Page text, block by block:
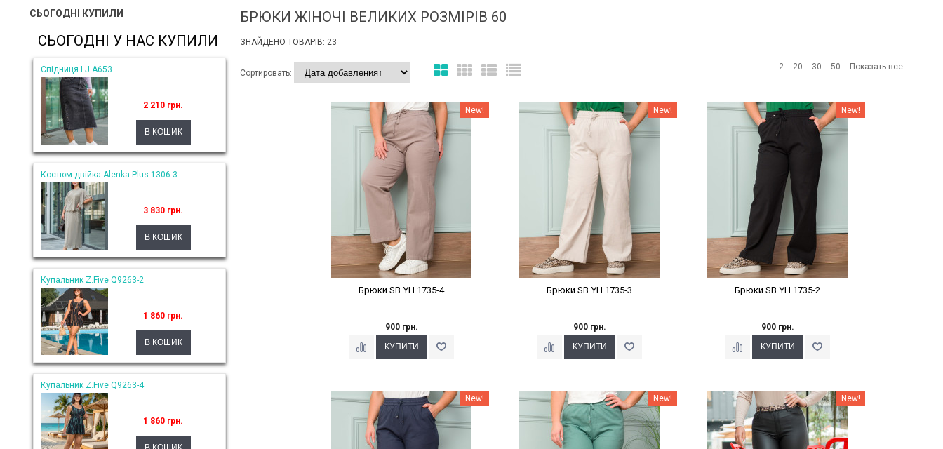
СЬОГОДНІ КУПИЛИ
СЬОГОДНІ У НАС КУПИЛИ
Спідниця LJ A653
2 210 грн.
Костюм-двійка Alenka Plus 1306-3
3 830 грн.
Купальник Z.Five Q9263-2
1 860 грн.
Купальник Z.Five Q9263-4
1 860 грн.
БРЮКИ ЖІНОЧІ ВЕЛИКИХ РОЗМІРІВ 60
ЗНАЙДЕНО ТОВАРІВ: 23
Сортировать:
2 20 30 50 Показать все
Наклейки Варіант з % New!
Брюки SB YH 1735-4
900 грн.
Наклейки Варіант з % New!
Брюки SB YH 1735-3
900 грн.
Наклейки Варіант з % New!
Брюки SB YH 1735-2
900 грн.
Наклейки Варіант з % New! Наклейки Варіант з % New! Наклейки Варіант з % New!